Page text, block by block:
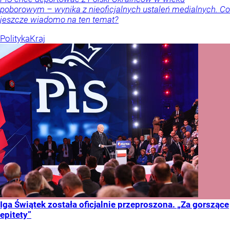
poborowym – wynika z nieoficjalnych ustaleń medialnych. Co
jeszcze wiadomo na ten temat?
PolitykaKraj
Iga Świątek została oficjalnie przeproszona. „Za gorszące
epitety”